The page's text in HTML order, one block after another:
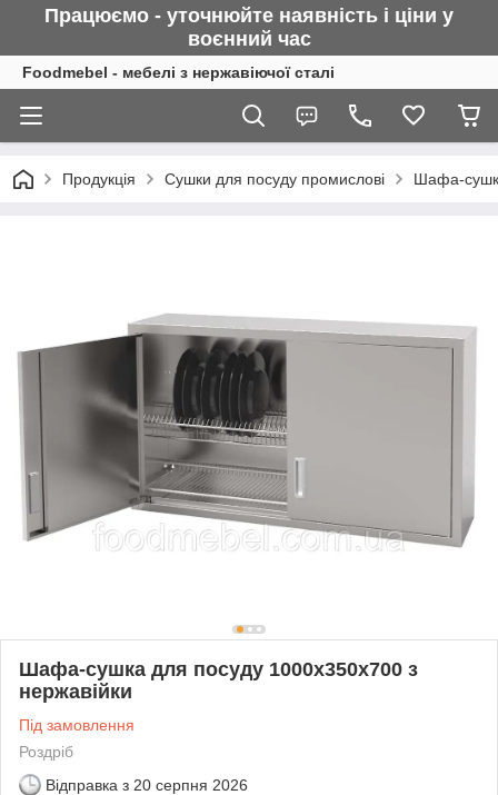
Працюємо - уточнюйте наявність і ціни у
воєнний час
Foodmebel - мебелі з нержавіючої сталі
Продукція Сушки для посуду промислові Шафа-
Шафа-сушка для посуду 1000х350х700 з
нержавійки
Під замовлення
Роздріб
Відправка з 20 серпня 2026